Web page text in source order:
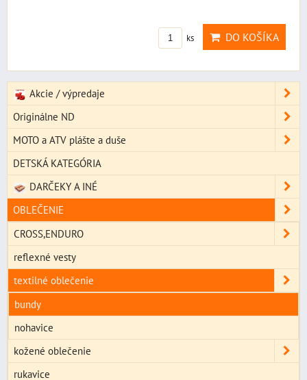
ks DO KOŠÍKA
Akcie / výpredaje
Originálne ND
MOTO a ATV plášte a duše
DETSKÁ KATEGÓRIA
DARČEKY A INÉ
OBLEČENIE
CROSS,ENDURO
reflexné vesty
textilné oblečenie
bundy
nohavice
kožené oblečenie
rukavice